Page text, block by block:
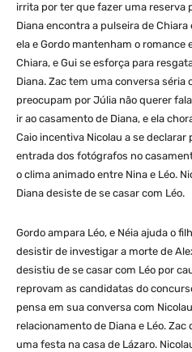
irrita por ter que fazer uma reserva
Diana encontra a pulseira de
ela e Gordo mantenham o romance
Chiara, e Gui se esforça para
Diana. Zac tem uma conversa séria
preocupam por Júlia não querer
ir ao casamento de Diana, e ela
Caio incentiva Nicolau a se declarar
entrada dos fotógrafos no
o clima animado entre Nina e Léo.
Diana desiste de se casar com Léo.
Gordo ampara Léo, e Néia ajuda o
desistir de investigar a morte de
desistiu de se casar com Léo por
reprovam as candidatas do
pensa em sua conversa com
relacionamento de Diana e Léo.
uma festa na casa de Lázaro.